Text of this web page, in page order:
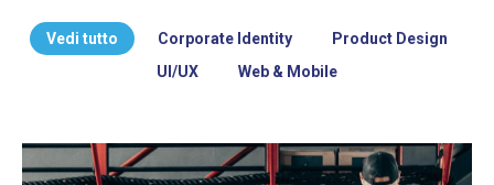
Vedi tutto Corporate Identity
Product Design
UI/UX
Web & Mobile